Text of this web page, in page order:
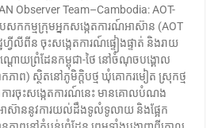
Observer Team–Cambodia: AOT-
សកកម្មក្រុមអ្នកសង្កេតការណ៍អាស៊ាន (AOT
វីលីពីន ចុះសង្កេតការណ៍ផ្ទៀងផ្ទាត់ និងរាយ
តោយព្រំដែនកម្ពុជា-ថៃ នៅចំណុចបង្គោល
ភាព) ស្ថិតនៅភូមិក្តិបថ្ម ឃុំគោករមៀត ស្រុកថ្ម
ការចុះសង្កេតការណ៍នេះ មានគោលបំណង
ាស៊ាននូវការយល់ដឹងទូលំទូលាយ និងផ្អែក